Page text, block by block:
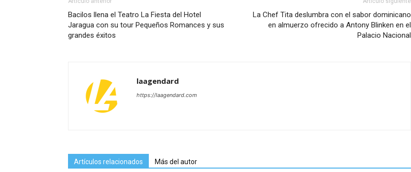
Bacilos llena el Teatro La Fiesta del Hotel
Jaragua con su tour Pequeños Romances y sus
grandes éxitos
La Chef Tita deslumbra con el sabor dominicano
en almuerzo ofrecido a Antony Blinken en el
Palacio Nacional
laagendard
https://laagendard.com
Artículos relacionados Más del autor